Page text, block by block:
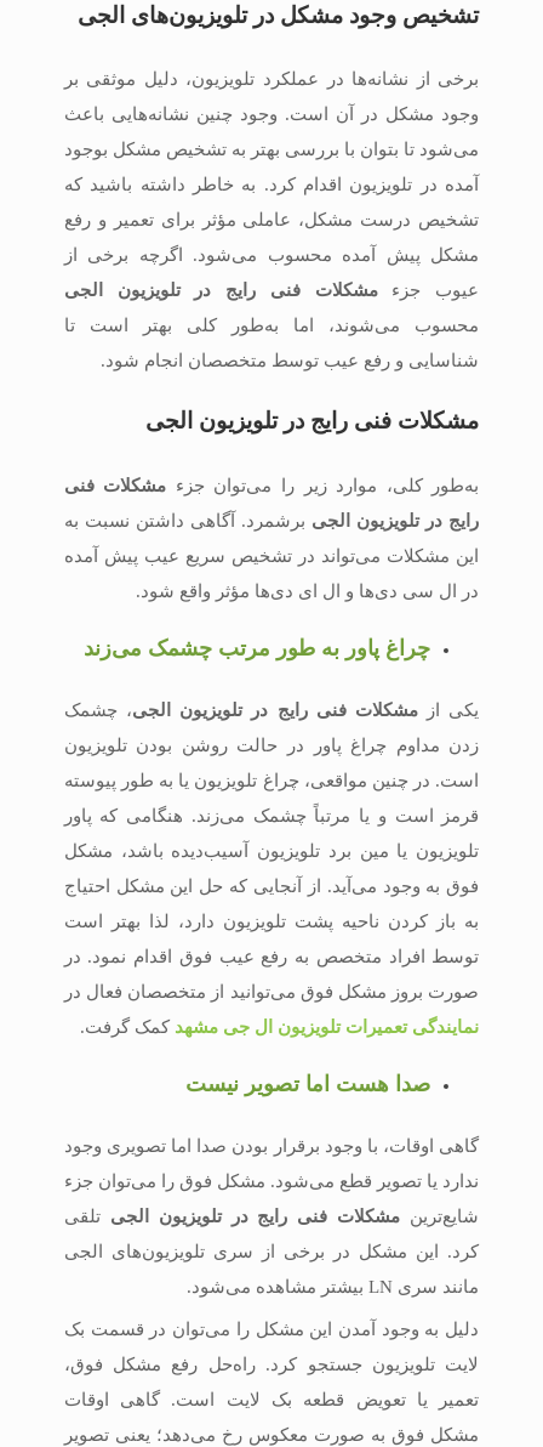
تشخیص وجود مشکل در تلویزیون‌های الجی
برخی از نشانه‌ها در عملکرد تلویزیون‌، دلیل موثقی بر
وجود مشکل در آن است. وجود چنین نشانه‌هایی باعث
می‌شود تا بتوان با بررسی بهتر به تشخیص مشکل بوجود
آمده در تلویزیون‌ اقدام کرد. به خاطر داشته باشید که
تشخیص درست مشکل، عاملی مؤثر برای تعمیر و رفع
مشکل پیش آمده محسوب می‌شود. اگرچه برخی از
عیوب جزءمشکلات فنی رایج در تلویزیون الجی
محسوب می‌شوند، اما به‌طور کلی بهتر است تا
شناسایی و رفع عیب توسط متخصصان انجام شود.
مشکلات فنی رایج در تلویزیون الجی
به‌طور کلی، موارد زیر را می‌توان جزء مشکلات فنی
رایج در تلویزیون الجی برشمرد. آگاهی داشتن نسبت به
این مشکلات می‌تواند در تشخیص سریع عیب پیش آمده
در ال سی دی‌ها و ال ای دی‌ها مؤثر واقع شود.
چراغ پاور به طور مرتب چشمک می‌زند
یکی ازمشکلات فنی رایج در تلویزیون الجی، چشمک
زدن مداوم چراغ پاور در حالت روشن بودن تلویزیون
است. در چنین مواقعی، چراغ تلویزیون یا به طور پیوسته
قرمز است و یا مرتباً چشمک می‌زند. هنگامی ‌که پاور
تلویزیون یا مین برد تلویزیون آسیب‌دیده باشد، مشکل
فوق به وجود می‌آید. از آنجایی که حل این مشکل احتیاج
به باز کردن ناحیه پشت تلویزیون دارد، لذا بهتر است
توسط افراد متخصص به رفع عیب فوق اقدام نمود. در
صورت بروز مشکل فوق می‌توانید از متخصصان فعال در
نمایندگی تعمیرات تلویزیون ال جی مشهد کمک گرفت.
صدا هست اما تصویر نیست
گاهی اوقات، با وجود برقرار بودن صدا اما تصویری وجود
ندارد یا تصویر قطع می‌شود. مشکل فوق را می‌توان جزء
شایع‌ترین مشکلات فنی رایج در تلویزیون الجی تلقی
کرد. این مشکل در برخی از سری تلویزیون‌های الجی
مانند سری LN بیشتر مشاهده می‌شود.
دلیل به وجود آمدن این مشکل را می‌توان در قسمت بک
لایت تلویزیون جستجو کرد. راه‌حل رفع مشکل فوق،
تعمیر یا تعویض قطعه بک لایت است. گاهی اوقات
مشکل فوق به‌ صورت معکوس رخ می‌دهد؛ یعنی تصویر